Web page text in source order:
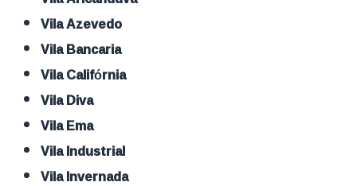
Vila Azevedo
Vila Bancaria
Vila Califórnia
Vila Diva
Vila Ema
Vila Industrial
Vila Invernada